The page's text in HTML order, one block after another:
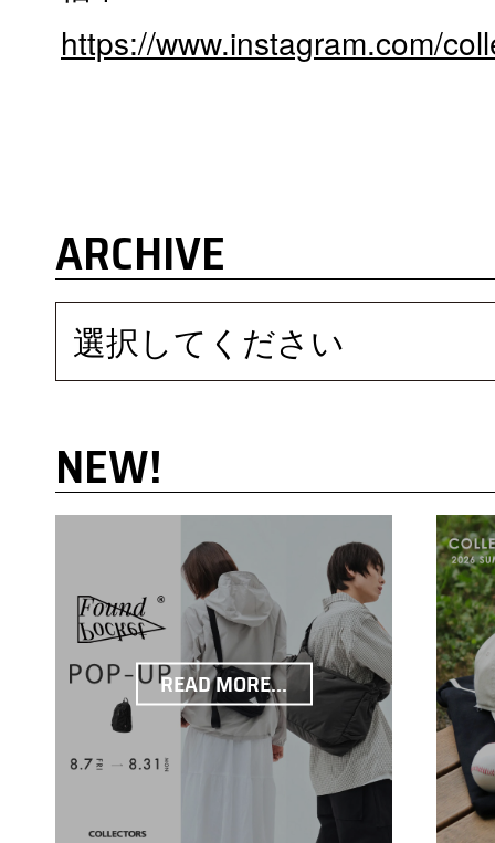
https://www.instagram.com/
ARCHIVE
選択してください
NEW!
READ MORE...